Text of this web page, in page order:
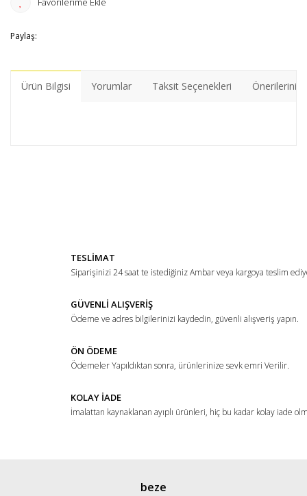
Paylaş:
Ürün Bilgisi Yorumlar Taksit Seçenekleri Önerileriniz
Ürün açıklamasında eksik bilgiler bulunuyor.
Ürün fiyatı diğer sitelerden daha pahalı.
Bu ürüne benzer farklı alternatifler olmalı.
Gönder
TESLİMAT
Siparişinizi 24 saat te istediğiniz Ambar veya kargoya teslim
GÜVENLİ ALIŞVERİŞ
Ödeme ve adres bilgilerinizi kaydedin, güvenli alışveriş yapın.
ÖN ÖDEME
Ödemeler Yapıldıktan sonra, ürünlerinize sevk emri Verilir.
KOLAY İADE
İmalattan kaynaklanan ayıplı ürünleri, hiç bu kadar kolay iade
beze